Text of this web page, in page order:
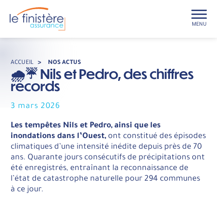
MENU
ACCUEIL > NOS ACTUS
🌧️☔ Nils et Pedro, des chiffres
records
3 mars 2026
Les tempêtes Nils et Pedro, ainsi que les
inondations dans l’Ouest, ont constitué des épisodes
climatiques d’une intensité inédite depuis près de 70
ans. Quarante jours consécutifs de précipitations ont
été enregistrés, entraînant la reconnaissance de
l’état de catastrophe naturelle pour 294 communes
à ce jour.